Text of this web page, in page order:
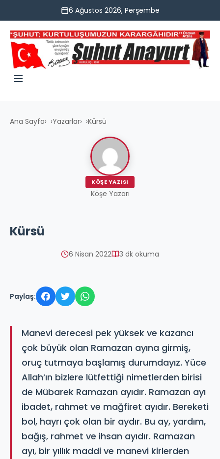
6 Ağustos 2026, Perşembe
Ana Sayfa› Yazarlar› Kürsü
KÖŞE YAZISI
Köşe Yazarı
Kürsü
6 Nisan 2022 3 dk okuma
Paylaş:
Manevi derecesi pek yüksek ve kazancı
çok büyük olan Ramazan ayına girmiş,
oruç tutmaya başlamış durumdayız. Yüce
Allah’ın bizlere lütfettiği nimetlerden birisi
de Mübarek Ramazan ayıdır. Ramazan ayı
ibadet, rahmet ve mağfiret ayıdır. Bereketi
bol, hayrı çok olan bir aydır. Bu ay, yardım,
bağış, rahmet ve ihsan ayıdır. Ramazan
ayı, bir yıllık maddi ve manevi kirlerden